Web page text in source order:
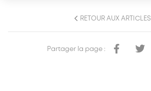
RETOUR AUX ARTICLES
Partager la page :